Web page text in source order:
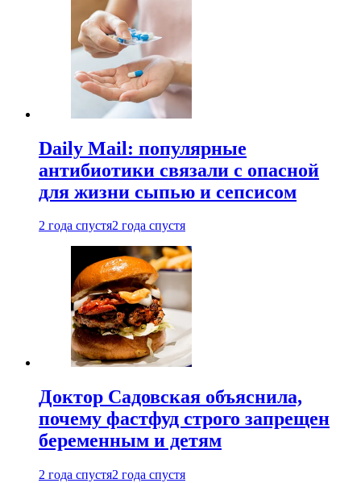
Daily Mail: популярные
антибиотики связали с опасной
для жизни сыпью и сепсисом
2 года спустя2 года спустя
Доктор Садовская объяснила,
почему фастфуд строго запрещен
беременным и детям
2 года спустя2 года спустя